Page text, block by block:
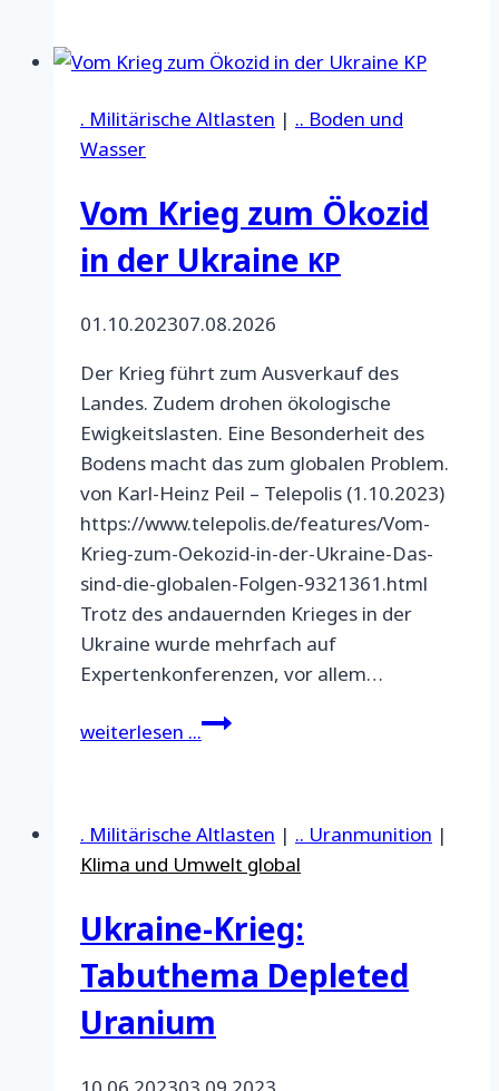
in
Ukraine
befeuert
. Militärische Altlasten | .. Boden und
Wasser
Vom Krieg zum Ökozid
in der Ukraine KP
01.10.202307.08.2026
Der Krieg führt zum Ausverkauf des
Landes. Zudem drohen ökologische
Ewigkeitslasten. Eine Besonderheit des
Bodens macht das zum globalen Problem.
von Karl-Heinz Peil – Telepolis (1.10.2023)
https://www.telepolis.de/features/Vom-
Krieg-zum-Oekozid-in-der-Ukraine-Das-
sind-die-globalen-Folgen-9321361.html
Trotz des andauernden Krieges in der
Ukraine wurde mehrfach auf
Expertenkonferenzen, vor allem…
weiterlesen ...Vom
in
der
KP
. Militärische Altlasten | .. Uranmunition |
Klima und Umwelt global
Ukraine-Krieg:
Tabuthema Depleted
Uranium